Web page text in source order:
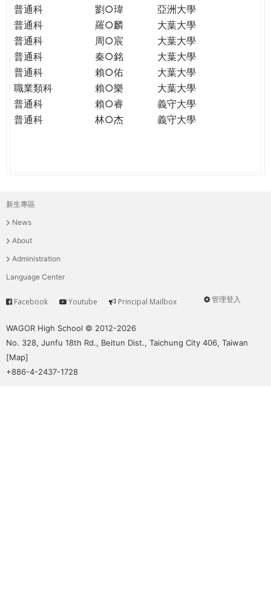
普通科
劉○瑋
亞洲大學
普通科
羅○麟
大葉大學
普通科
周○宸
大葉大學
普通科
秦○銘
大葉大學
普通科
賴○佑
大葉大學
職業類科
賴○樂
大葉大學
普通科
賴○睿
義守大學
普通科
林○杰 義守大學
主
選
單
新生專區
News
About
Administration
Language Center
User
管理登入
Service
Facebook Youtube Principal Mailbox
WAGOR High School © 2012-2026
No. 328, Junfu 18th Rd., Beitun Dist., Taichung City 406, Taiwan
[Map]
+886-4-2437-1728